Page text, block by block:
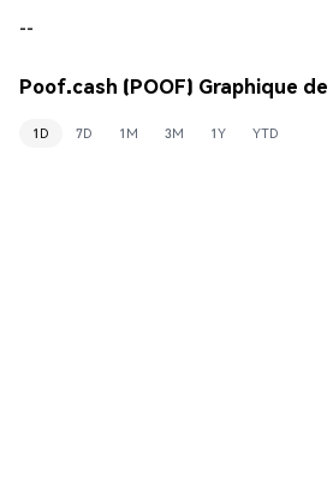
--
Poof.cash (POOF) Graphique
1D 7D 1M 3M 1Y YTD